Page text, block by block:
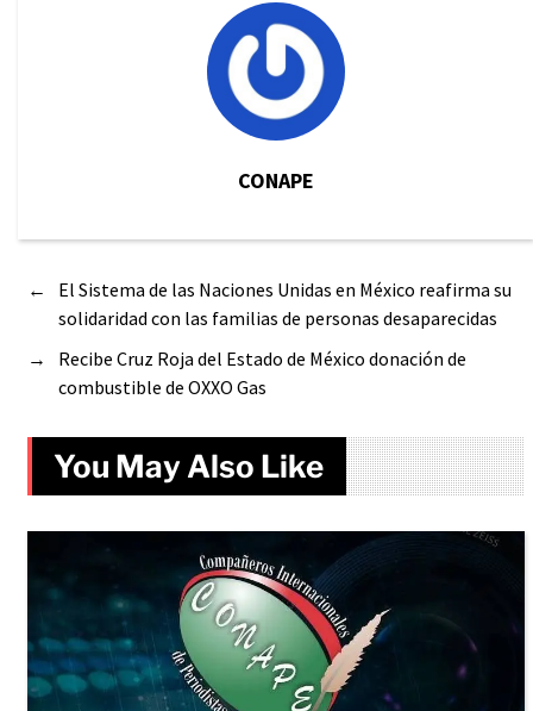
CONAPE
←
El Sistema de las Naciones Unidas en México reafirma su
solidaridad con las familias de personas desaparecidas
→
Recibe Cruz Roja del Estado de México donación de
combustible de OXXO Gas
You May Also Like